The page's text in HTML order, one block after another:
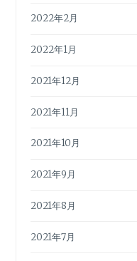
2022年2月
2022年1月
2021年12月
2021年11月
2021年10月
2021年9月
2021年8月
2021年7月